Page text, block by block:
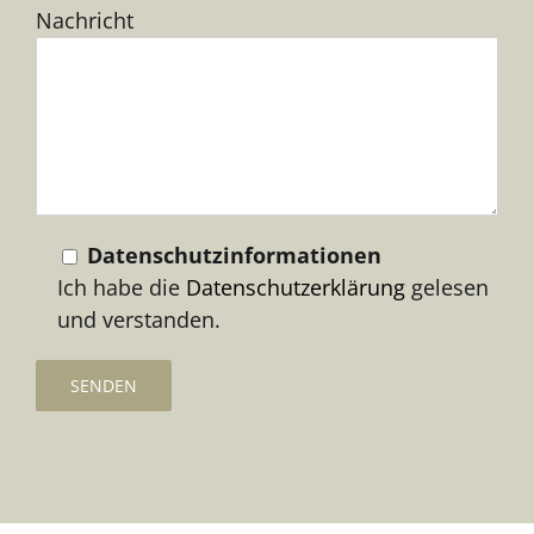
lasse
Nachricht
Datenschutzinformationen
Ich habe die Datenschutzerklärung gelesen
und verstanden.